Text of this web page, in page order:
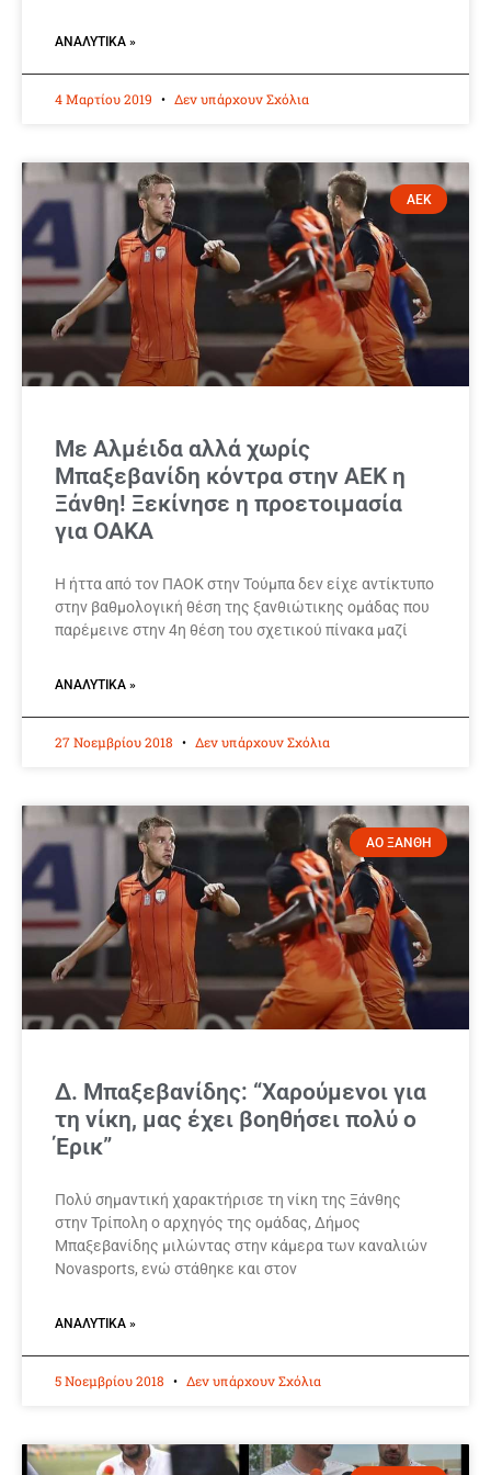
ΑΝΑΛΥΤΙΚΆ »
4 Μαρτίου 2019 Δεν υπάρχουν Σχόλια
ΑΕΚ
Με Αλμέιδα αλλά χωρίς
Μπαξεβανίδη κόντρα στην ΑΕΚ η
Ξάνθη! Ξεκίνησε η προετοιμασία
για ΟΑΚΑ
Η ήττα από τον ΠΑΟΚ στην Τούμπα δεν είχε αντίκτυπο
στην βαθμολογική θέση της ξανθιώτικης ομάδας που
παρέμεινε στην 4η θέση του σχετικού πίνακα μαζί
ΑΝΑΛΥΤΙΚΆ »
27 Νοεμβρίου 2018 Δεν υπάρχουν Σχόλια
ΑΟ ΞΑΝΘΗ
Δ. Μπαξεβανίδης: “Χαρούμενοι για
τη νίκη, μας έχει βοηθήσει πολύ ο
Έρικ”
Πολύ σημαντική χαρακτήρισε τη νίκη της Ξάνθης
στην Τρίπολη ο αρχηγός της ομάδας, Δήμος
Μπαξεβανίδης μιλώντας στην κάμερα των καναλιών
Novasports, ενώ στάθηκε και στον
ΑΝΑΛΥΤΙΚΆ »
5 Νοεμβρίου 2018 Δεν υπάρχουν Σχόλια